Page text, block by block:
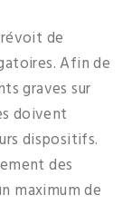
de
Afin de
graves sur
doivent
dispositifs.
des
maximum de